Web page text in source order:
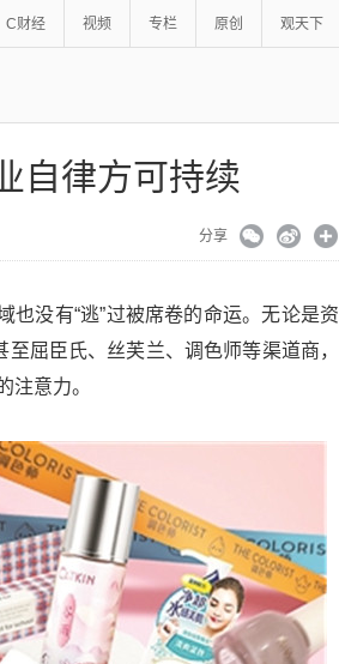
C财经 视频 专栏 原创 观天下
自律方可持续
分享
也没有“逃”过被席卷的命运。无论是资
屈臣氏、丝芙兰、调色师等渠道商，
注意力。